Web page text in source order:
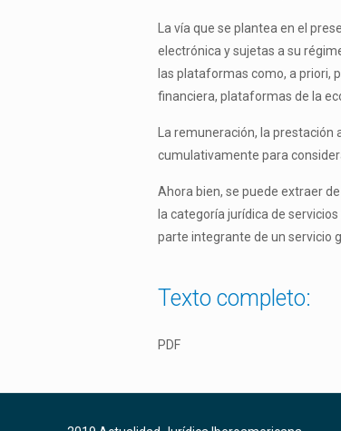
La vía que se plantea en el
electrónica y sujetas a su
las plataformas como, a priori,
financiera, plataformas de la
La remuneración, la
cumulativamente para
Ahora bien, se puede extraer
la categoría jurídica de
parte integrante de un servicio
Texto completo:
PDF